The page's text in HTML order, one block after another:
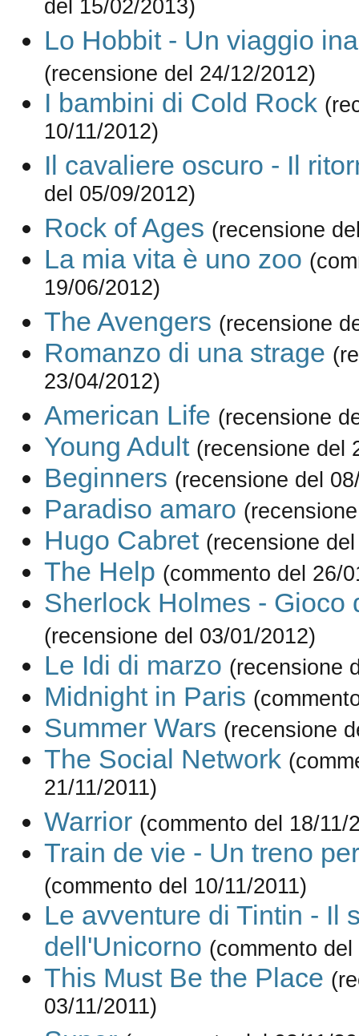
del 15/02/2013)
Lo Hobbit - Un viaggio
(recensione del 24/12/2012)
I bambini di Cold Rock
10/11/2012)
Il cavaliere oscuro - Il
del 05/09/2012)
Rock of Ages (recensione
La mia vita è uno zoo
19/06/2012)
The Avengers (recensione
Romanzo di una strage
23/04/2012)
American Life (recensione
Young Adult (recensione del
Beginners (recensione del
Paradiso amaro
Hugo Cabret (recensione
The Help (commento del 26/
Sherlock Holmes - Gioco
(recensione del 03/01/2012)
Le Idi di marzo (recensione
Midnight in Paris
Summer Wars (recensione
The Social Network
21/11/2011)
Warrior (commento del 18/11/
Train de vie - Un treno
(commento del 10/11/2011)
Le avventure di Tintin - Il
dell'Unicorno (commento del
This Must Be the Place
03/11/2011)